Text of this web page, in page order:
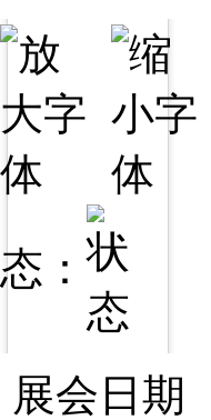
态：
展会日期